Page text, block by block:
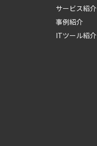
サービス紹介
事例紹介
ITツール紹介